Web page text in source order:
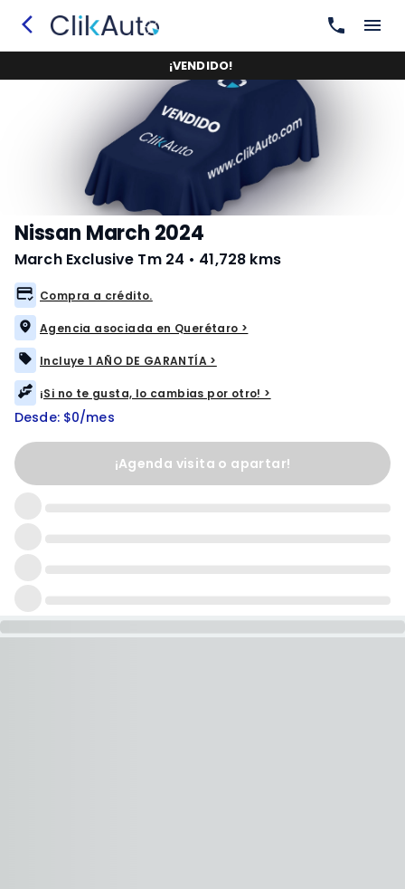
¡VENDIDO!
Nissan March 2024
March Exclusive Tm 24 • 41,728 kms
Compra a crédito.
Agencia asociada en Querétaro >
Incluye 1 AÑO DE GARANTÍA >
¡Si no te gusta, lo cambias por otro! >
Desde: $0/mes
¡Agenda visita o apartar!